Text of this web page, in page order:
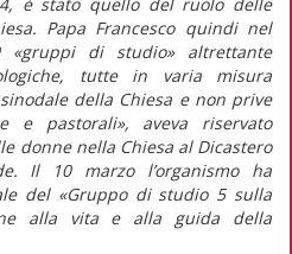
Papa Francesco quindi nel
di studio» altrettante
tutte in varia misura
della Chiesa e non prive
e pastorali», aveva riservato
donne nella Chiesa al Dicastero
Il 10 marzo l’organismo ha
del «Gruppo di studio 5 sulla
alla vita e alla guida della